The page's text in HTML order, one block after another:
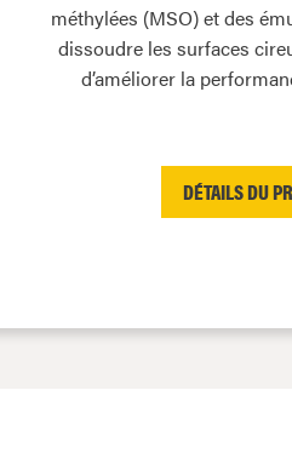
méthylées (MSO) et des
dissoudre les surfaces
d’améliorer la
DÉTAILS DU